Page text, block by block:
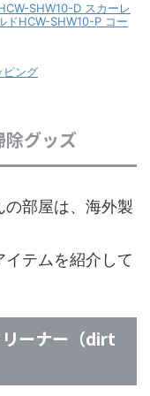
SHW10-D スカーレ
ドHCW-SHW10-P コー
ピング
除グッズ
部屋は、海外製
テムを紹介して
リーナー（dirt